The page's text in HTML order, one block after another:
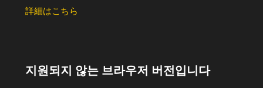
詳細はこちら
지원되지 않는 브라우저 버전입니다